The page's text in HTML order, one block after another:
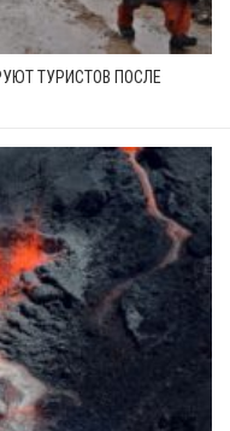
ТУРИСТОВ ПОСЛЕ